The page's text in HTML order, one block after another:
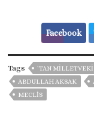
Facebook
Tags `TAN
ABDULLAH AKSAK
MECLIS